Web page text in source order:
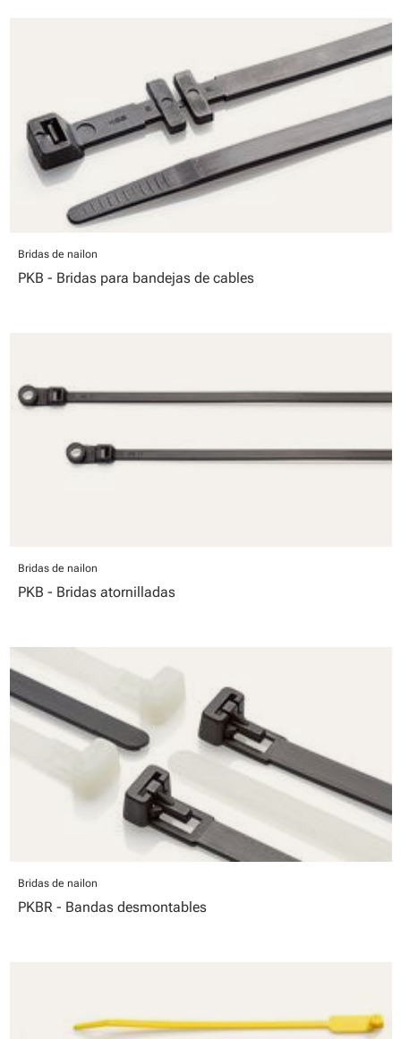
Bridas de nailon
PKB - Bridas para bandejas de cables
Bridas de nailon
PKB - Bridas atornilladas
Bridas de nailon
PKBR - Bandas desmontables